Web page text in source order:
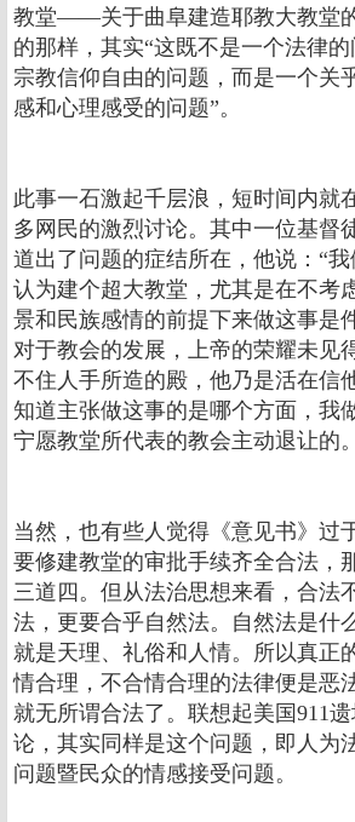
教堂——关于曲阜建造耶教大教堂
的那样，其实“这既不是一个法律
宗教信仰自由的问题，而是一个关
感和心理感受的问题”。
此事一石激起千层浪，短时间内就
多网民的激烈讨论。其中一位基督
道出了问题的症结所在，他说：“
认为建个超大教堂，尤其是在不考
景和民族感情的前提下来做这事是
对于教会的发展，上帝的荣耀未见
不住人手所造的殿，他乃是活在信
知道主张做这事的是哪个方面，我
宁愿教堂所代表的教会主动退让的
当然，也有些人觉得《意见书》过
要修建教堂的审批手续齐全合法，
三道四。但从法治思想来看，合法
法，更要合乎自然法。自然法是什
就是天理、礼俗和人情。所以真正
情合理，不合情合理的法律便是恶
就无所谓合法了。联想起美国911
论，其实同样是这个问题，即人为
问题暨民众的情感接受问题。